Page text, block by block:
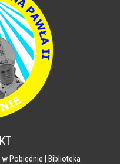
w Pobiednie | Biblioteka